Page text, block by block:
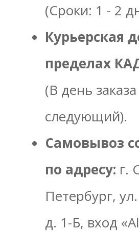
(Сроки: 1 - 2
Курьерская
пределах
(В день
следующий).
Самовывоз
по адресу: г.
Петербург,
д. 1-Б, вход